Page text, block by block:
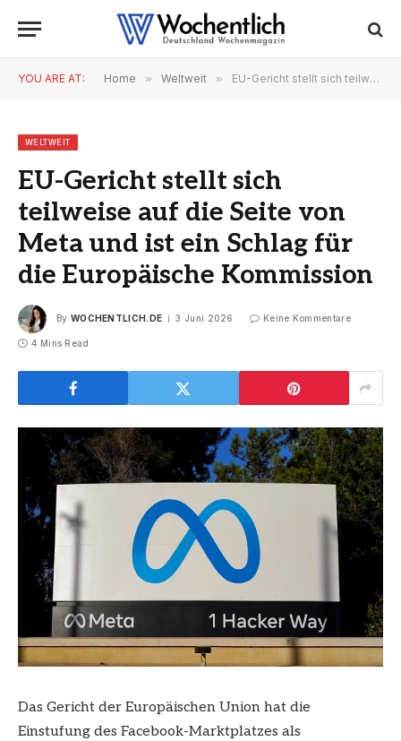
YOU ARE AT: Home » Weltweit » EU-Gericht stellt sich teilweise auf die Seite von Meta und ist ein Schlag für die Europäische Kommission
WELTWEIT
EU-Gericht stellt sich
teilweise auf die Seite von
Meta und ist ein Schlag für
die Europäische Kommission
By WOCHENTLICH.DE 3 Juni 2026 Keine Kommentare
4 Mins Read
Das Gericht der Europäischen Union hat die
Einstufung des Facebook-Marktplatzes als